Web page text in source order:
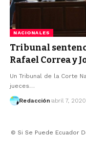
NACIONALES
Tribunal
Rafael Correa y
Un Tribunal de la Corte
jueces…
Redacción abril 7, 2020
© Si Se Puede Ecuador